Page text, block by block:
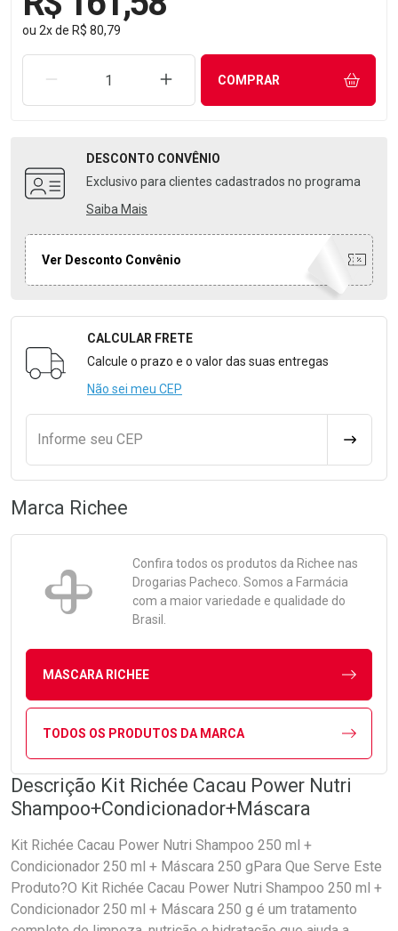
ou 2xde R$ 80,79
REMOVER UMA UNIDADEAUMENTAR UMA UNIDADE
COMPRAR
DESCONTO CONVÊNIO
Exclusivo para clientes cadastrados no programa
Saiba Mais
Ver Desconto Convênio
Formulário para Calcular o Frete
CALCULAR FRETE
Calcule o prazo e o valor das suas entregas
Não sei meu CEP
Informe seu CEP
Marca Richee
Confira todos os produtos da Richee nas
Drogarias Pacheco. Somos a Farmácia
com a maior variedade e qualidade do
Brasil.
MASCARA RICHEE
TODOS OS PRODUTOS DA MARCA
Descrição Kit Richée Cacau Power Nutri
Shampoo+Condicionador+Máscara
Kit Richée Cacau Power Nutri Shampoo 250 ml +
Condicionador 250 ml + Máscara 250 gPara Que Serve Este
Produto?O Kit Richée Cacau Power Nutri Shampoo 250 ml +
Condicionador 250 ml + Máscara 250 g é um tratamento